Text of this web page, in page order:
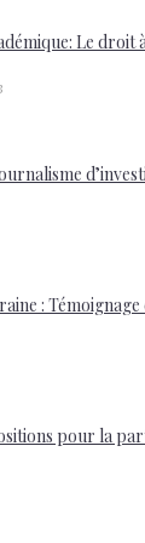
Le droit
:
pour la